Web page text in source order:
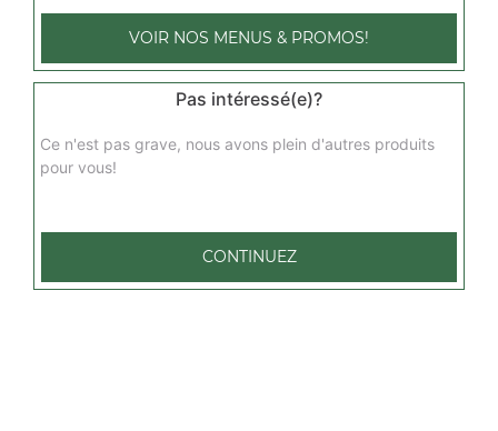
végétarienne 4 pers
Base sauce tomate, mozzarella, champignons, artichaut,
marina 4 pers
Base sauce tomate, mozzarella, fruits de mer, persillade
VOIR NOS MENUS & PROMOS!
Pas intéressé(e)?
Ce n'est pas grave, nous avons plein d'autres produits
pour vous!
CONTINUEZ